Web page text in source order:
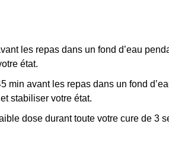
les repas dans un fond d’eau
état.
min avant les repas dans un fond
stabiliser votre état.
dose durant toute votre cure de 3